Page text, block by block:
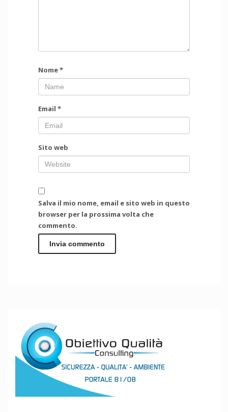
Nome*
Email *
Sito web
Salva il mio nome, email e sito web in questo
browser per la prossima volta che
commento.